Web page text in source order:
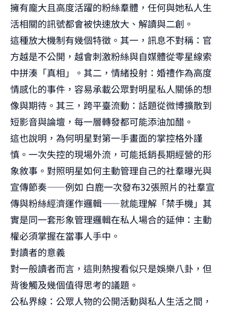
擁有龐大且高度活躍的粉絲羣體，任何與她私人生
活相關的訊號都會被快速放大、解讀與二創。
這種放大機制有幾個特徵。其一，訊息不對稱：官
方越是不公開，越會刺激粉絲與自媒體從零星線索
中拼湊「真相」。其二，情緒投射：婚禮作為高度
情感化的事件，容易承載公眾對明星私人關係的想
像與期待。其三，跨平臺流動：話題從微博擴散到
短影音與論壇，每一層轉發都可能添油加醋。
這也說明，為何明星對第一手畫面的掌控格外謹
慎。一次失控的現場外流，可能抵銷長期經營的形
象敘事。對照明星如何主動管理自己的社羣曝光與
宣傳節奏——例如 白鹿一次發布32張照片的社羣宣
傳與粉絲經濟運作邏輯——就能理解「禁手機」其
實是同一套形象管理邏輯在私人場合的延伸：主動
權必須掌握在當事人手中。
對讀者的意義
對一般讀者而言，這則熱搜看似只是娛樂八卦，但
背後觸及幾個值得思考的議題。
公私界線：公眾人物的公開活動與私人生活之間，